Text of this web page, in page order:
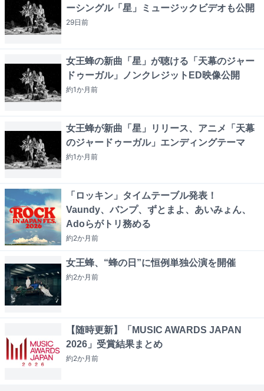
ーシングル「星」ミュージックビデオも公開
29日前
女王蜂の新曲「星」が聴ける「天幕のジャー
ドゥーガル」ノンクレジットED映像公開
約1か月前
女王蜂が新曲「星」リリース、アニメ「天幕
のジャードゥーガル」エンディングテーマ
約1か月前
「ロッキン」タイムテーブル発表！
Vaundy、バンプ、ずとまよ、あいみょん、
Adoらがトリ務める
約2か月前
女王蜂、“蜂の日”に恒例単独公演を開催
約2か月前
【随時更新】「MUSIC AWARDS JAPAN
2026」受賞結果まとめ
約2か月前